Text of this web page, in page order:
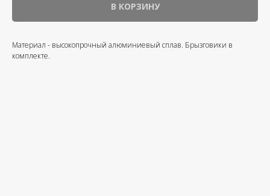
В КОРЗИНУ
Материал - высокопрочный алюминиевый сплав. Брызговики в
комплекте.